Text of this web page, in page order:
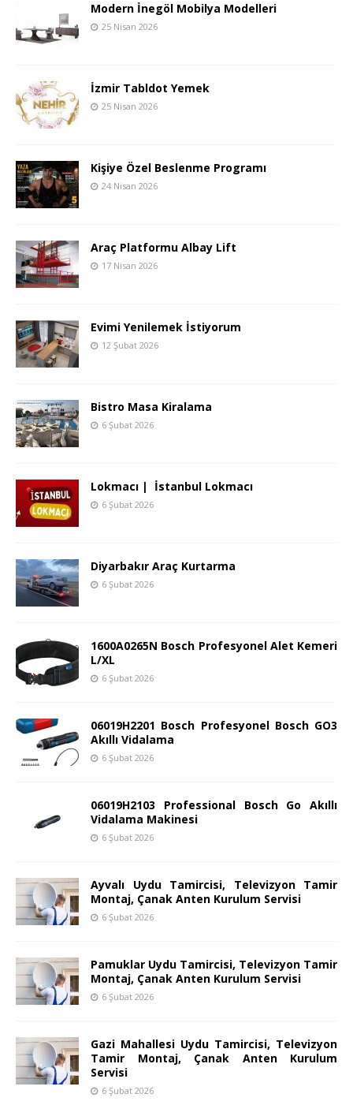
Modern İnegöl Mobilya Modelleri
25 Nisan 2026
İzmir Tabldot Yemek
25 Nisan 2026
Kişiye Özel Beslenme Programı
24 Nisan 2026
Araç Platformu Albay Lift
17 Nisan 2026
Evimi Yenilemek İstiyorum
12 Şubat 2026
Bistro Masa Kiralama
6 Şubat 2026
Lokmacı | İstanbul Lokmacı
6 Şubat 2026
Diyarbakır Araç Kurtarma
6 Şubat 2026
1600A0265N Bosch Profesyonel Alet Kemeri
L/XL
6 Şubat 2026
06019H2201 Bosch Profesyonel Bosch GO3
Akıllı Vidalama
6 Şubat 2026
06019H2103 Professional Bosch Go Akıllı
Vidalama Makinesi
6 Şubat 2026
Ayvalı Uydu Tamircisi, Televizyon Tamir
Montaj, Çanak Anten Kurulum Servisi
6 Şubat 2026
Pamuklar Uydu Tamircisi, Televizyon Tamir
Montaj, Çanak Anten Kurulum Servisi
6 Şubat 2026
Gazi Mahallesi Uydu Tamircisi, Televizyon
Tamir Montaj, Çanak Anten Kurulum
Servisi
6 Şubat 2026